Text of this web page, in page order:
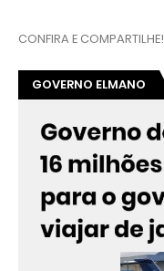
CONFIRA E COMPARTILHE!
GOVERNO ELMANO